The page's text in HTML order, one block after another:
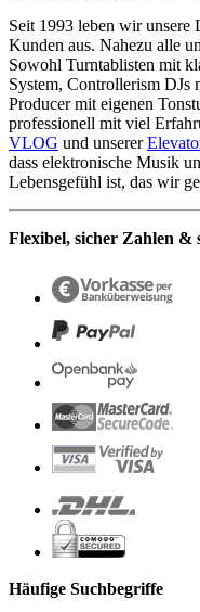
Seit 1993 leben wir unsere
Kunden aus. Nahezu alle
Sowohl Turntablisten mit
System, Controllerism DJs
Producer mit eigenen
professionell mit viel
VLOG und unserer
dass elektronische Musik
Lebensgefühl ist, das wir
Flexibel, sicher Zahlen &
Häufige Suchbegriffe